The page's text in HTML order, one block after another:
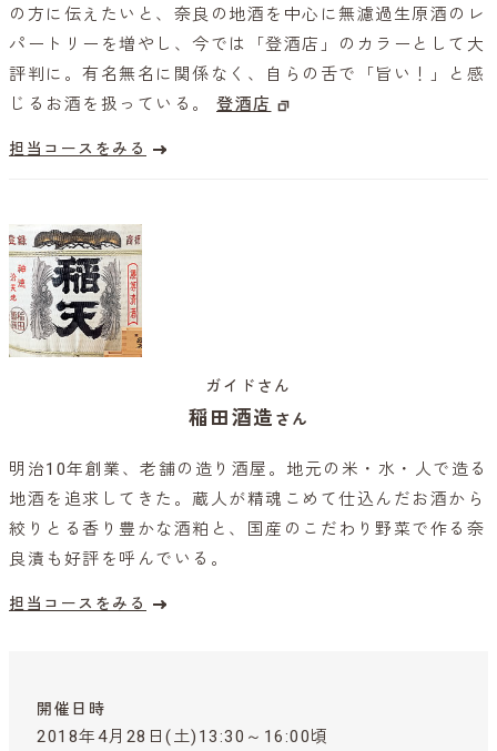
の方に伝えたいと、奈良の地酒を中心に無濾過生原酒のレ
パートリーを増やし、今では「登酒店」のカラーとして大
評判に。有名無名に関係なく、自らの舌で「旨い！」と感
じるお酒を扱っている。 登酒店
担当コースをみる
ガイドさん
稲田酒造 さん
明治10年創業、老舗の造り酒屋。地元の米・水・人で造る
地酒を追求してきた。蔵人が精魂こめて仕込んだお酒から
絞りとる香り豊かな酒粕と、国産のこだわり野菜で作る奈
良漬も好評を呼んでいる。
担当コースをみる
開催日時
2018年4月28日(土)13:30～16:00頃